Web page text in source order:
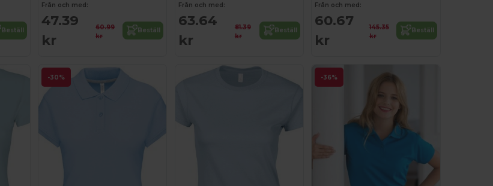
Beställ
Från och med:
47.39
kr
60.99
kr
Beställ
Från och med:
63.64
kr
81.39
kr
Beställ
Från och med:
60.67
kr
145.35
kr
Beställ
-30% -36%